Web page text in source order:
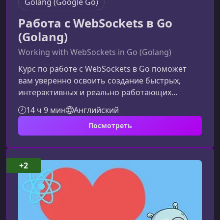
Работа с WebSockets в Go
(Golang)
Working with WebSockets in Go (Golang)
Курс по работе с WebSockets в Go поможет
вам уверенно освоить создание быстрых,
интерактивных и реально работающих
веб‑приложений. Вы узнаете, как
использовать WebSockets в связке с Go для
обмена данными в реальном времени,
технологию на примерах, которые можно
сразу применять в своих проектах.Что вы
изучите в ходе обученияМатериал курса
построен вокруг реальных задач и рабочих
сценариев, а не упрощё
14 ч 9 мин Английский
Посмотреть
+2